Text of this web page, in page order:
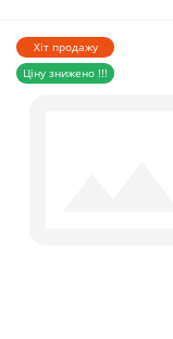
Хіт продажу
Ціну знижено !!!